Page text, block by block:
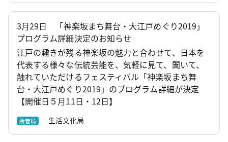
3月29日 「神楽坂まち舞台・大江戸めぐり2019」
プログラム詳細決定のお知らせ
江戸の趣きが残る神楽坂の魅力と合わせて、日本を
代表する様々な伝統芸能を、気軽に見て、聞いて、
触れていただけるフェスティバル「神楽坂まち舞
台・大江戸めぐり2019」のプログラム詳細が決定
【開催日５月11日・12日】
所管局 生活文化局